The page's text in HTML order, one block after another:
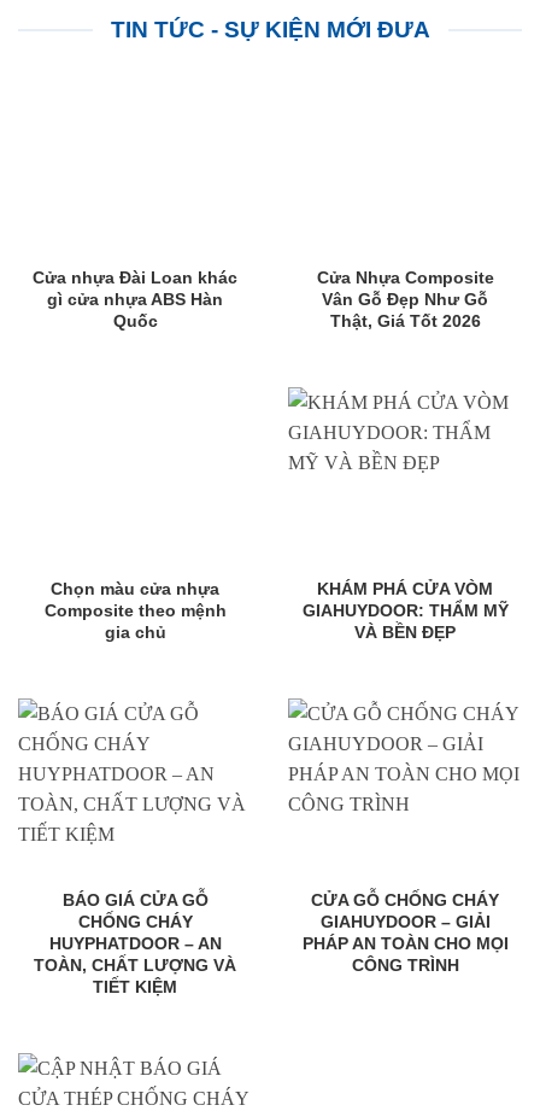
TIN TỨC - SỰ KIỆN MỚI ĐƯA
Cửa nhựa Đài Loan khác
gì cửa nhựa ABS Hàn
Quốc
Cửa Nhựa Composite
Vân Gỗ Đẹp Như Gỗ
Thật, Giá Tốt 2026
Chọn màu cửa nhựa
Composite theo mệnh
gia chủ
KHÁM PHÁ CỬA VÒM
GIAHUYDOOR: THẨM MỸ
VÀ BỀN ĐẸP
BÁO GIÁ CỬA GỖ
CHỐNG CHÁY
HUYPHATDOOR – AN
TOÀN, CHẤT LƯỢNG VÀ
TIẾT KIỆM
CỬA GỖ CHỐNG CHÁY
GIAHUYDOOR – GIẢI
PHÁP AN TOÀN CHO MỌI
CÔNG TRÌNH